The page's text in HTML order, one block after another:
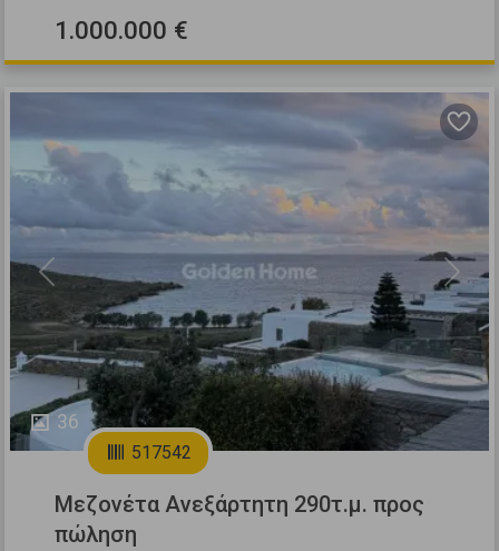
1.000.000 €
36
Previous Next
517542
Μεζονέτα Ανεξάρτητη 290τ.μ. προς
πώληση